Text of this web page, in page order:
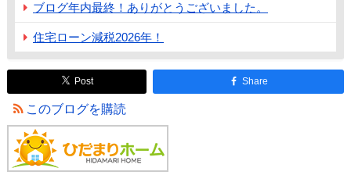
ブログ年内最終！ありがとうございました。
住宅ローン減税2026年！
Post Share
このブログを購読